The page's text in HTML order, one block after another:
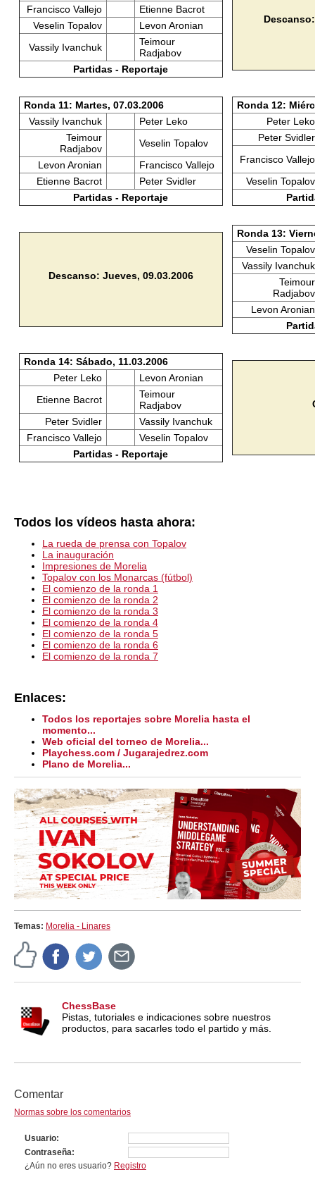
Francisco Vallejo
Etienne Bacrot
Veselin Topalov
Levon Aronian
Vassily Ivanchuk
Teimour
Radjabov
Partidas - Reportaje
Ronda 11: Martes, 07.03.2006
Vassily Ivanchuk
Peter Leko
Teimour
Radjabov
Veselin Topalov
Levon Aronian
Francisco Vallejo
Etienne Bacrot
Peter Svidler
Partidas - Reportaje
Ronda 12:
Peter Leko
Peter Svidler
Francisco Vallejo
Veselin Topalov
Descanso: Jueves, 09.03.2006
Ronda 13:
Veselin Topalov
Vassily Ivanchuk
Teimour
Radjabov
Levon Aronian
Ronda 14: Sábado, 11.03.2006
Peter Leko
Levon Aronian
Etienne Bacrot
Teimour
Radjabov
Peter Svidler
Vassily Ivanchuk
Francisco Vallejo
Veselin Topalov
Partidas - Reportaje
Todos los vídeos hasta ahora:
La rueda de prensa con Topalov
La inauguración
Impresiones de Morelia
Topalov con los Monarcas (fútbol)
El comienzo de la ronda 1
El comienzo de la ronda 2
El comienzo de la ronda 3
El comienzo de la ronda 4
El comienzo de la ronda 5
El comienzo de la ronda 6
El comienzo de la ronda 7
Enlaces:
Todos los reportajes sobre Morelia hasta el
momento...
Web oficial del torneo de Morelia...
Playchess.com / Jugarajedrez.com
Plano de Morelia...
Temas: Morelia - Linares
ChessBase
Pistas, tutoriales e indicaciones sobre nuestros
productos, para sacarles todo el partido y más.
Comentar
Normas sobre los comentarios
Usuario
Contraseña
¿Aún no eres usuario? Registro